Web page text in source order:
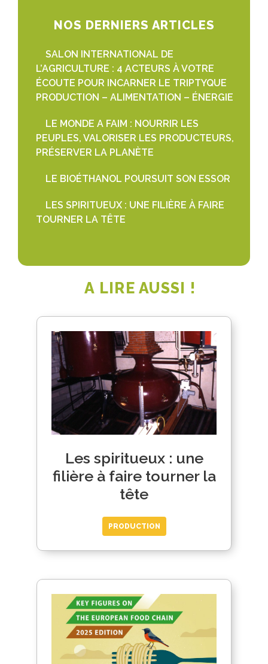
NOS DERNIERS ARTICLES
SALON INTERNATIONAL DE
L’AGRICULTURE : 4 ACTEURS À VOTRE
ÉCOUTE POUR INCARNER LE TRIPTYQUE
PRODUCTION – ALIMENTATION – ÉNERGIE
LE MONDE A FAIM : NOURRIR LES
PEUPLES, VALORISER LES PRODUCTEURS,
PRÉSERVER LA PLANÈTE
LE BIOÉTHANOL POURSUIT SON ESSOR
LES SPIRITUEUX : UNE FILIÈRE À FAIRE
TOURNER LA TÊTE
A LIRE AUSSI !
Les spiritueux : une
filière à faire tourner la
tête
PRODUCTION